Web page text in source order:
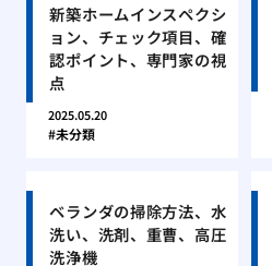
新築ホームインスペクシ
ョン、チェック項目、確
認ポイント、専門家の視
点
2025.05.20
未分類
ベランダの掃除方法、水
洗い、洗剤、重曹、高圧
洗浄機